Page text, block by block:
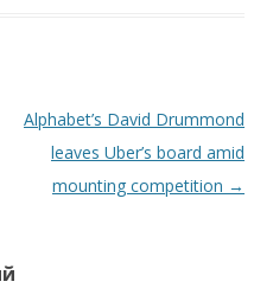
Alphabet’s David Drummond
leaves Uber’s board amid
mounting competition →